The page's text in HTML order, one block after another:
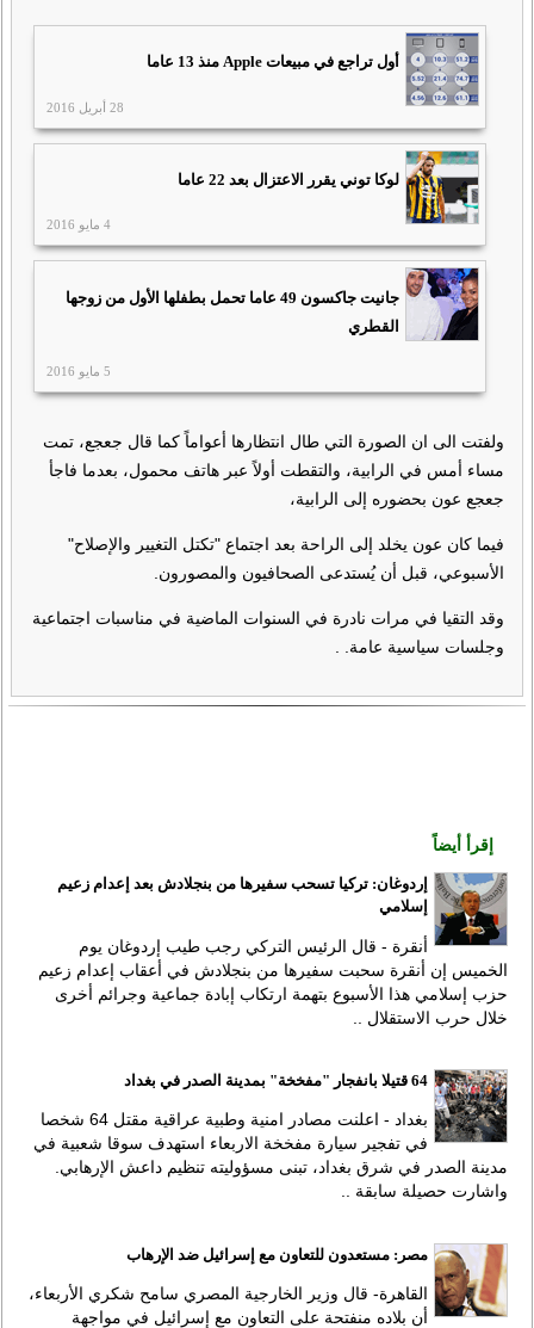
أول تراجع في مبيعات Apple منذ 13 عاما
28 أبريل 2016
لوكا توني يقرر الاعتزال بعد 22 عاما
4 مايو 2016
جانيت جاكسون 49 عاما تحمل بطفلها الأول من زوجها
القطري
5 مايو 2016
ولفتت الى ان الصورة التي طال انتظارها أعواماً كما قال جعجع، تمت
مساء أمس في الرابية، والتقطت أولاً عبر هاتف محمول، بعدما فاجأ
جعجع عون بحضوره إلى الرابية،
فيما كان عون يخلد إلى الراحة بعد اجتماع "تكتل التغيير والإصلاح"
الأسبوعي، قبل أن يُستدعى الصحافيون والمصورون.
وقد التقيا في مرات نادرة في السنوات الماضية في مناسبات اجتماعية
وجلسات سياسية عامة. .
إقرأ أيضاً
إردوغان: تركيا تسحب سفيرها من بنجلادش بعد إعدام زعيم
إسلامي
أنقرة - قال الرئيس التركي رجب طيب إردوغان يوم
الخميس إن أنقرة سحبت سفيرها من بنجلادش في أعقاب إعدام زعيم
حزب إسلامي هذا الأسبوع بتهمة ارتكاب إبادة جماعية وجرائم أخرى
خلال حرب الاستقلال ..
64 قتيلا بانفجار "مفخخة" بمدينة الصدر في بغداد
بغداد - اعلنت مصادر امنية وطبية عراقية مقتل 64 شخصا
في تفجير سيارة مفخخة الاربعاء استهدف سوقا شعبية في
مدينة الصدر في شرق بغداد، تبنى مسؤوليته تنظيم داعش الإرهابي.
واشارت حصيلة سابقة ..
مصر: مستعدون للتعاون مع إسرائيل ضد الإرهاب
القاهرة- قال وزير الخارجية المصري سامح شكري الأربعاء،
أن بلاده منفتحة على التعاون مع إسرائيل في مواجهة